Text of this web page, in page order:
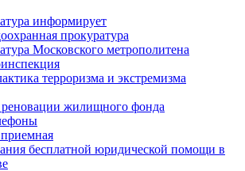
информирует
прокуратура
Московского метрополитена
терроризма и экстремизма
жилищного фонда
бесплатной юридической помощи в